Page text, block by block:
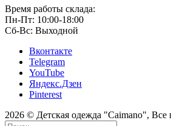
Время работы склада:
Пн-Пт: 10:00-18:00
Сб-Вс: Выходной
Вконтакте
Telegram
YouTube
Яндекс.Дзен
Pinterest
2026 © Детская одежда "Caimano",